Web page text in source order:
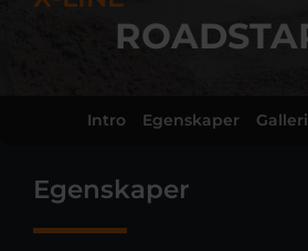
Intro Egenskaper Galleri
Egenskaper